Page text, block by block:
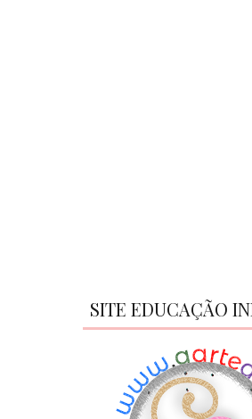
SITE EDUCAÇÃO